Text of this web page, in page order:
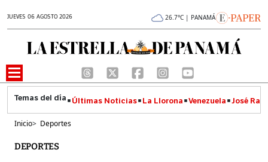
JUEVES 06 AGOSTO 2026 26.7°C | PANAMÁ
Últimas Noticias La Llorona Venezuela José
Inicio> Deportes
DEPORTES